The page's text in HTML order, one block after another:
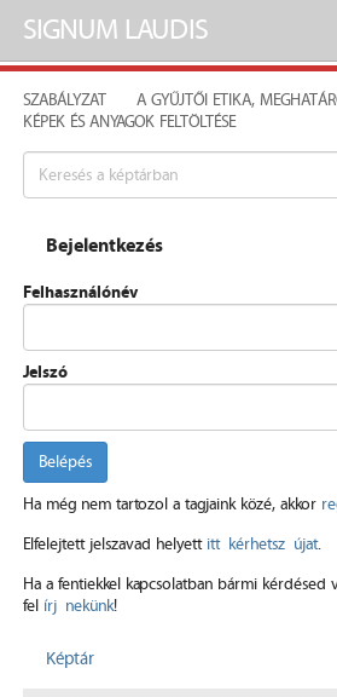
SIGNUM LAUDIS
SZABÁLYZAT
A GYŰJTŐI ETIKA,
KÉPEK ÉS ANYAGOK FELTÖLTÉSE
Bejelentkezés
Felhasználónév
Jelszó
Belépés
Ha még nem tartozol a tagjaink közé, akkor
Elfelejtett jelszavad helyett itt kérhetsz újat.
Ha a fentiekkel kapcsolatban bármi
fel írj nekünk!
Képtár